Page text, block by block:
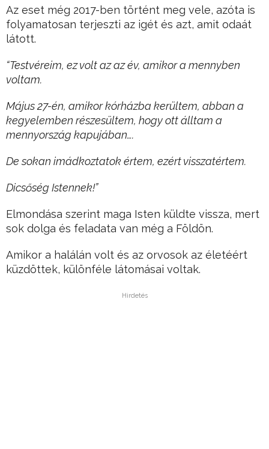
Az eset még 2017-ben történt meg vele, azóta is
folyamatosan terjeszti az igét és azt, amit odaát
látott.
“Testvéreim, ez volt az az év, amikor a mennyben
voltam.
Május 27-én, amikor kórházba kerültem, abban a
kegyelemben részesültem, hogy ott álltam a
mennyország kapujában….
De sokan imádkoztatok értem, ezért visszatértem.
Dicsőség Istennek!”
Elmondása szerint maga Isten küldte vissza, mert
sok dolga és feladata van még a Földön.
Amikor a halálán volt és az orvosok az életéért
küzdöttek, különféle látomásai voltak.
Hirdetés